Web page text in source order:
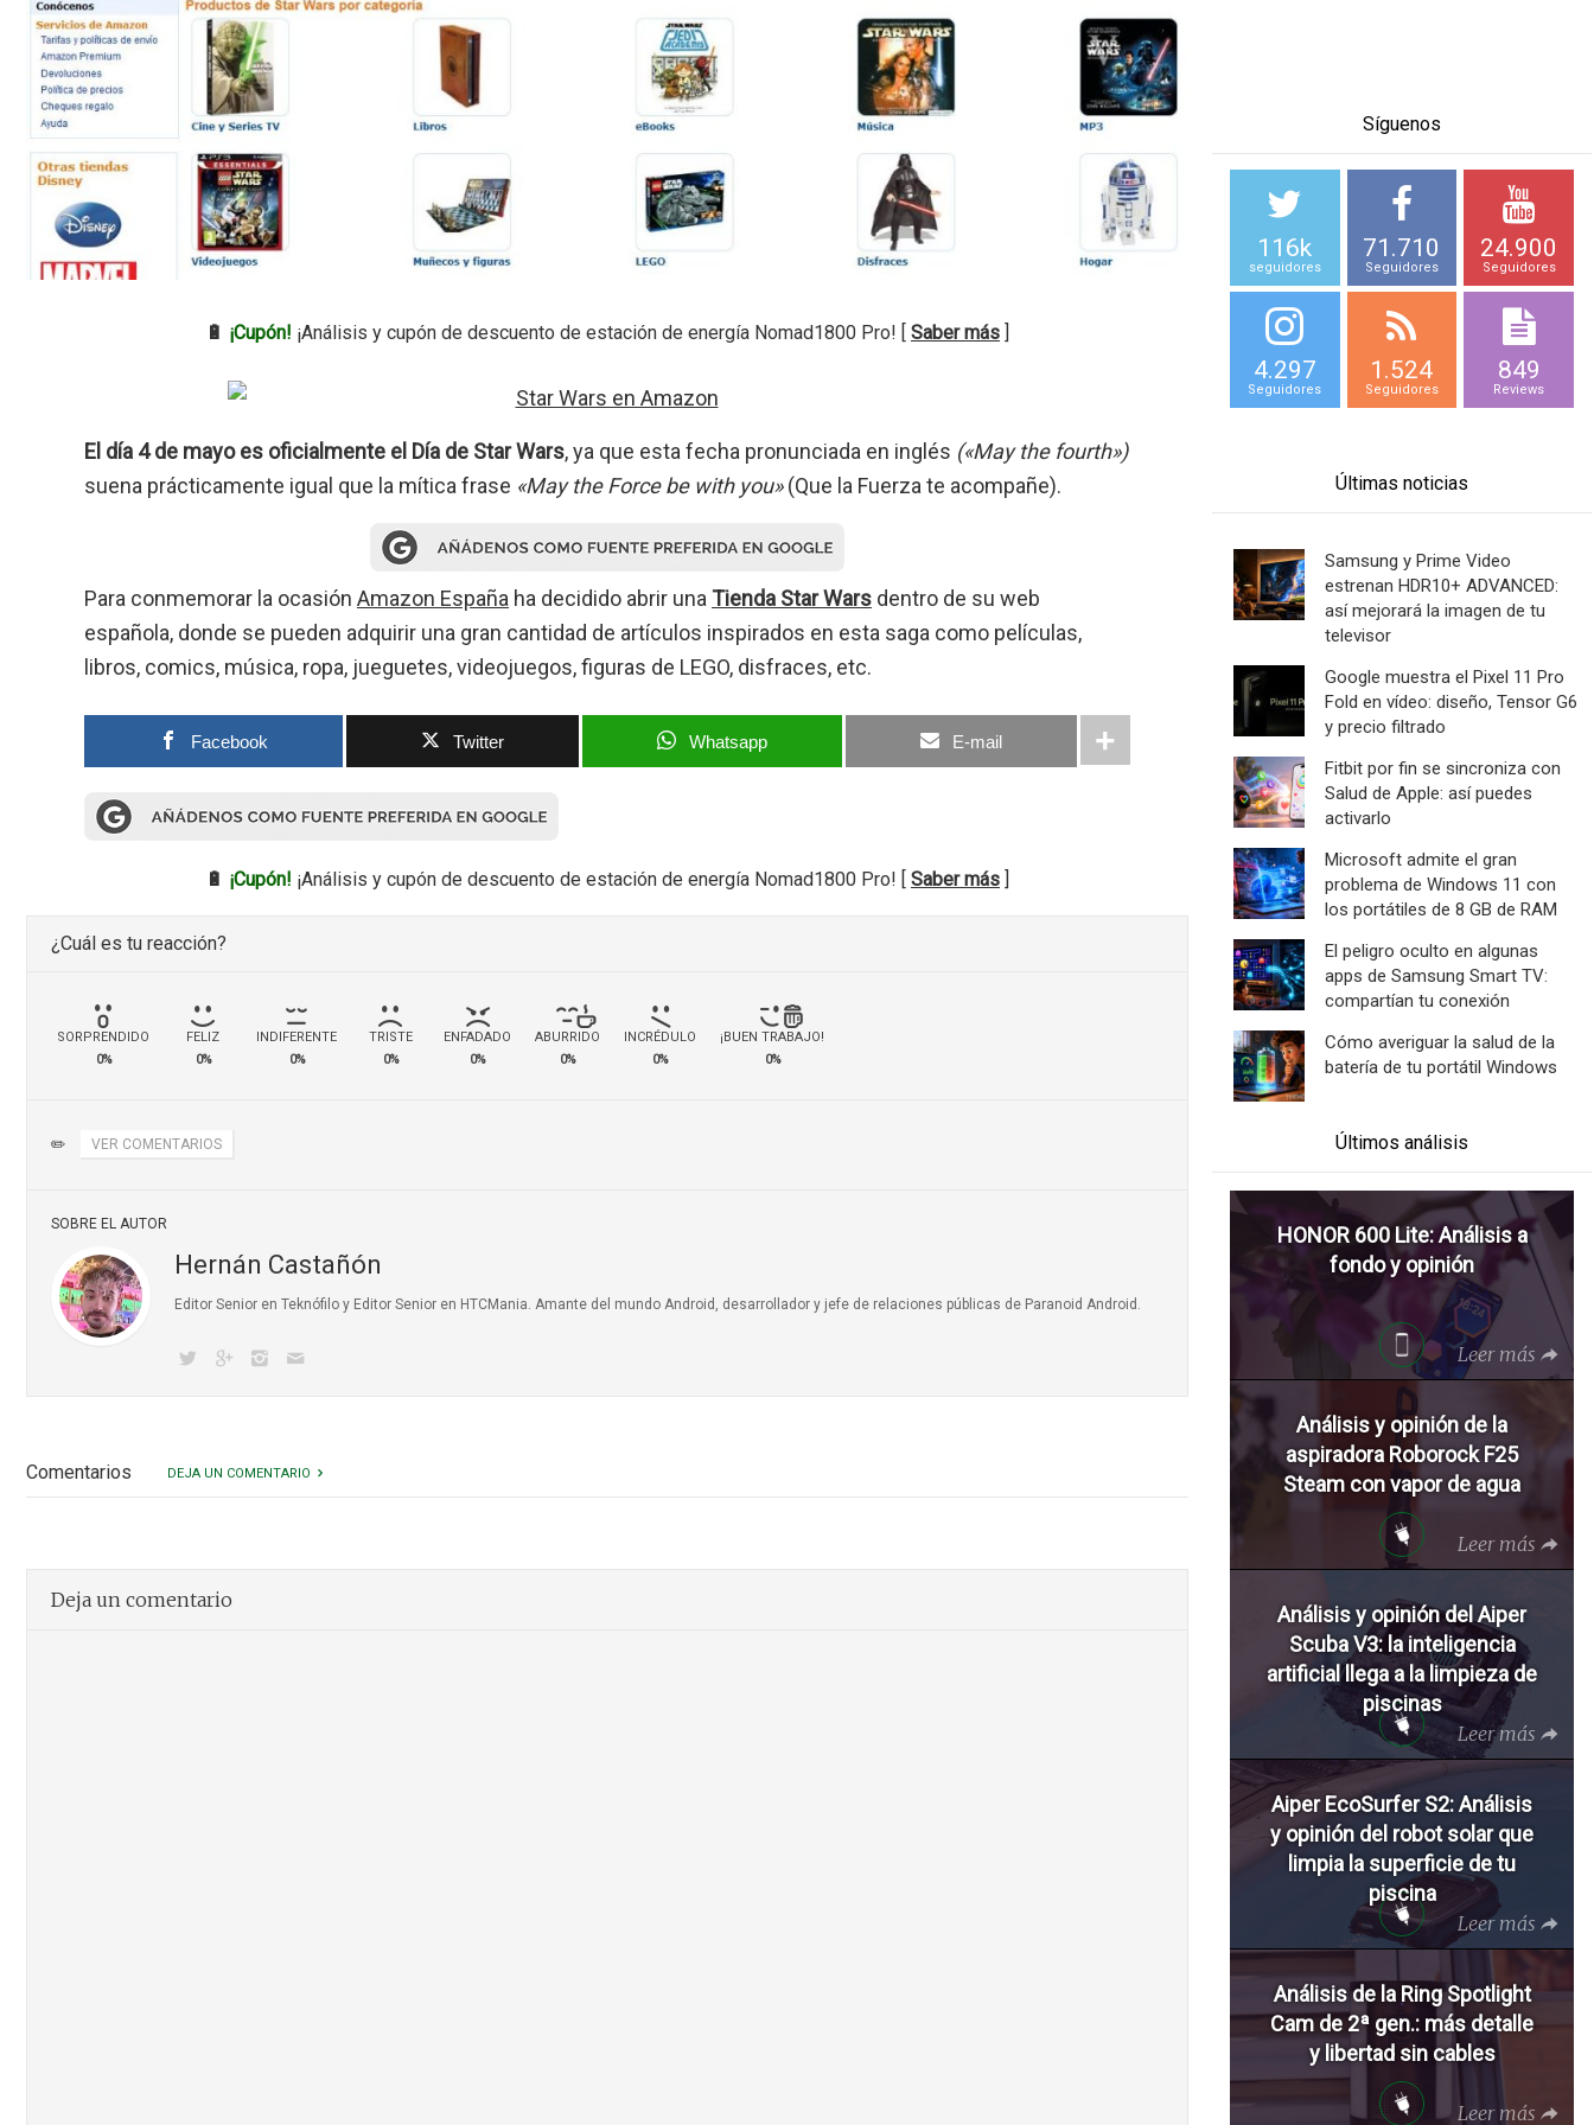
🔋 ¡Cupón! ¡Análisis y cupón de descuento de estación de energía Nomad1800 Pro! [ Saber más ]
El día 4 de mayo es oficialmente el Día de Star Wars, ya que esta fecha pronunciada en inglés («May the fourth»)
suena prácticamente igual que la mítica frase «May the Force be with you»(Que la Fuerza te acompañe).
Para conmemorar la ocasión Amazon España ha decidido abrir una Tienda Star Wars dentro de su web
española, donde se pueden adquirir una gran cantidad de artículos inspirados en esta saga como películas,
libros, comics, música, ropa, jueguetes, videojuegos, figuras de LEGO, disfraces, etc.
Facebook Twitter Whatsapp E-mail
🔋 ¡Cupón! ¡Análisis y cupón de descuento de estación de energía Nomad1800 Pro! [ Saber más ]
¿Cuál es tu reacción?
SORPRENDIDO
0%
FELIZ
0%
INDIFERENTE
0%
TRISTE
0%
ENFADADO
0%
ABURRIDO
0%
INCRÉDULO
0%
¡BUEN TRABAJO!
0%
✏️ VER COMENTARIOS
SOBRE EL AUTOR
Hernán Castañón
Editor Senior en Teknófilo y Editor Senior en HTCMania. Amante del mundo Android, desarrollador y jefe de relaciones públicas de Paranoid Android.
Comentarios DEJA UN COMENTARIO
Deja un comentario
Síguenos
116k
seguidores
71.710
Seguidores
24.900
Seguidores
4.297
Seguidores
1.524
Seguidores
849
Reviews
Últimas noticias
Samsung y Prime Video
estrenan HDR10+ ADVANCED:
así mejorará la imagen de tu
televisor
Google muestra el Pixel 11 Pro
Fold en vídeo: diseño, Tensor G6
y precio filtrado
Fitbit por fin se sincroniza con
Salud de Apple: así puedes
activarlo
Microsoft admite el gran
problema de Windows 11 con
los portátiles de 8 GB de RAM
El peligro oculto en algunas
apps de Samsung Smart TV:
compartían tu conexión
Cómo averiguar la salud de la
batería de tu portátil Windows
Últimos análisis
HONOR 600 Lite: Análisis a
fondo y opinión
Leer más
Análisis y opinión de la
aspiradora Roborock F25
Steam con vapor de agua
Leer más
Análisis y opinión del Aiper
Scuba V3: la inteligencia
artificial llega a la limpieza de
piscinas
Leer más
Aiper EcoSurfer S2: Análisis
y opinión del robot solar que
limpia la superficie de tu
piscina
Leer más
Análisis de la Ring Spotlight
Cam de 2ª gen.: más detalle
y libertad sin cables
Leer más